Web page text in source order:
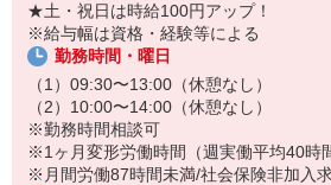
メニューを考える必要はなく、手順に沿
能です。
マニュアルや研修制度、段階的なOJTも整
方も無理なく業務を覚えられる環境です。
★土・祝日は時給100円アップ！
※給与幅は資格・経験等による
勤務時間・曜日
（1）09:30〜13:00（休憩なし）
（2）10:00〜14:00（休憩なし）
※勤務時間相談可
※1ヶ月変形労働時間（週実働平均40時
※月間労働87時間未満/社会保険非加入